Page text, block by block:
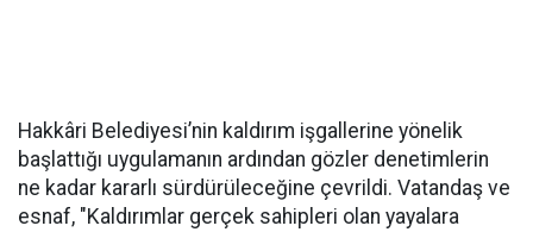
Hakkâri Belediyesi’nin kaldırım işgallerine yönelik
başlattığı uygulamanın ardından gözler denetimlerin
ne kadar kararlı sürdürüleceğine çevrildi. Vatandaş ve
esnaf, "Kaldırımlar gerçek sahipleri olan yayalara